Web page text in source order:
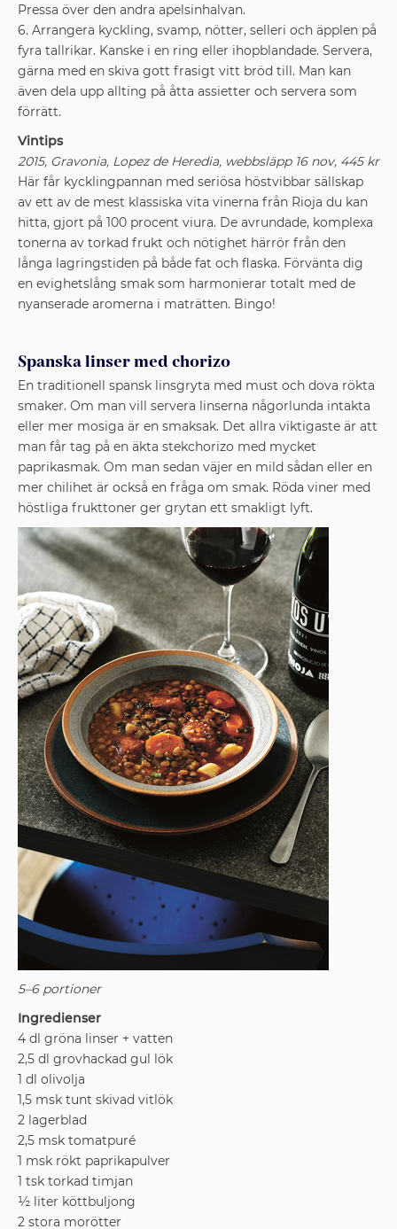
Pressa över den andra apelsinhalvan.
6. Arrangera kyckling, svamp, nötter, selleri och äpplen på
fyra tallrikar. Kanske i en ring eller ihopblandade. Servera,
gärna med en skiva gott frasigt vitt bröd till. Man kan
även dela upp allting på åtta assietter och servera som
förrätt.
Vintips
2015, Gravonia, Lopez de Heredia, webbsläpp 16 nov, 445 kr
Här får kycklingpannan med seriösa höstvibbar sällskap
av ett av de mest ­klassiska vita vinerna från Rioja du kan
hitta, gjort på 100 procent viura. De avrundade, komplexa
tonerna av torkad frukt och nötighet härrör från den
långa lagringstiden på både fat och flaska. Förvänta dig
en evighetslång smak som harmonierar totalt med de
nyanserade aromerna i maträtten. Bingo!
Spanska linser med chorizo
En traditionell spansk linsgryta med must och dova rökta
smaker. Om man vill servera linserna någorlunda intakta
eller mer mosiga är en smaksak. Det allra viktigaste är att
man får tag på en äkta stekchorizo med mycket
paprikasmak. Om man sedan väjer en mild sådan eller en
mer chilihet är också en fråga om smak. Röda viner med
höstliga frukttoner ger grytan ett smakligt lyft.
5–6 portioner
Ingredienser
4 dl gröna linser + vatten
2,5 dl grovhackad gul lök
1 dl olivolja
1,5 msk tunt skivad vitlök
2 lagerblad
2,5 msk tomatpuré
1 msk rökt paprikapulver
1 tsk torkad timjan
½ liter köttbuljong
2 stora morötter